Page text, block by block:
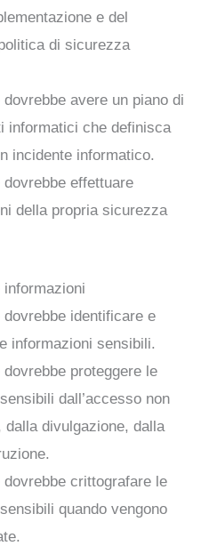
e del
di sicurezza
avere un piano di
informatici che definisca
incidente informatico.
dovrebbe effettuare
della propria sicurezza
dovrebbe identificare e
informazioni sensibili.
dovrebbe proteggere le
dall’accesso non
dalla divulgazione, dalla
dovrebbe crittografare le
quando vengono